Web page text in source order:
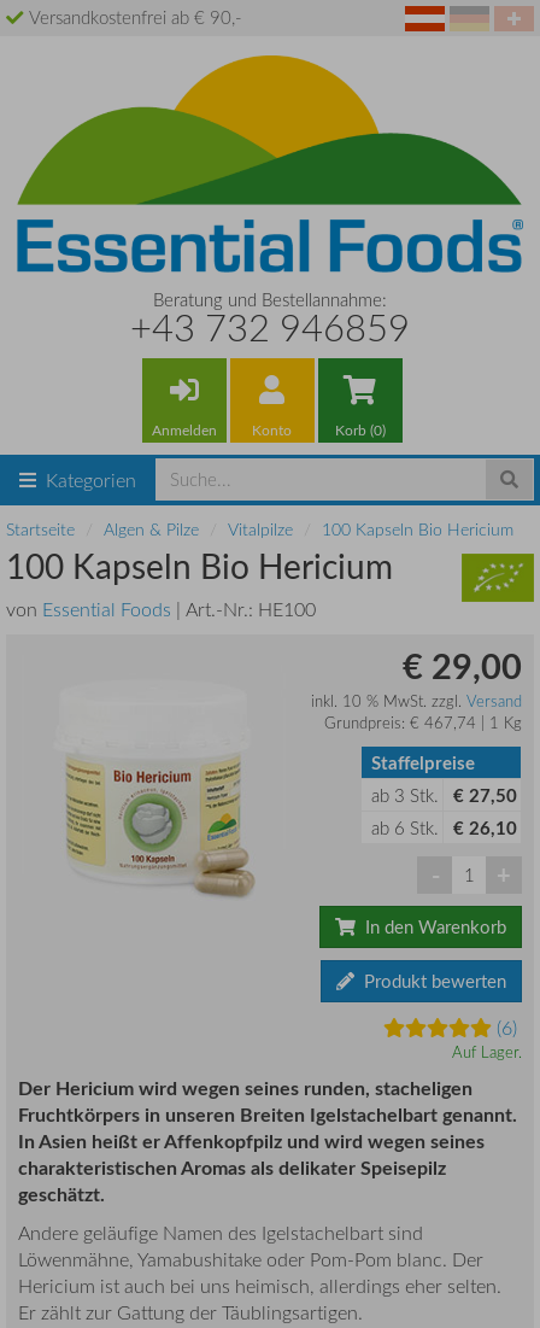
Versandkostenfrei ab € 90,-
Beratung und Bestellannahme:
+43 732 946859
Anmelden Konto Korb (0)
Kategorien
Startseite Algen & Pilze Vitalpilze 100 Kapseln Bio Hericium
100 Kapseln Bio Hericium
von Essential Foods | Art.-Nr.: HE100
€ 29,00
inkl. 10 % MwSt. zzgl. Versand
Grundpreis: € 467,74 | 1 Kg
Staffelpreise
ab 3 Stk. € 27,50
ab 6 Stk. € 26,10
- +
In den Warenkorb
Produkt bewerten
(6)
Auf Lager.
Der Hericium wird wegen seines runden, stacheligen
Fruchtkörpers in unseren Breiten Igelstachelbart genannt.
In Asien heißt er Affenkopfpilz und wird wegen seines
charakteristischen Aromas als delikater Speisepilz
geschätzt.
Andere geläufige Namen des Igelstachelbart sind
Löwenmähne, Yamabushitake oder Pom-Pom blanc. Der
Hericium ist auch bei uns heimisch, allerdings eher selten.
Er zählt zur Gattung der Täublingsartigen.